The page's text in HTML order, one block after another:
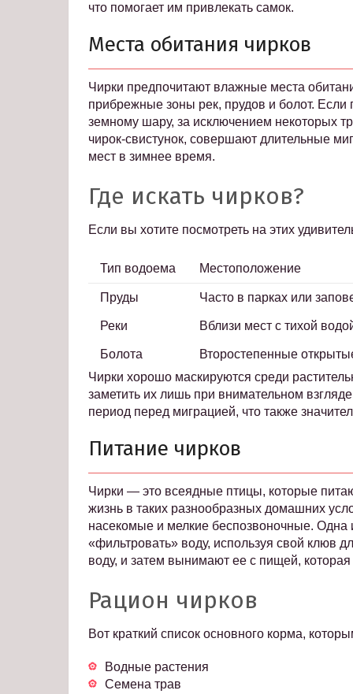
что помогает им привлекать самок.
Места обитания чирков
Чирки предпочитают влажные места
прибрежные зоны рек, прудов и болот. Если
земному шару, за исключением некоторых
чирок-свистунок, совершают длительные
мест в зимнее время.
Где искать чирков?
Если вы хотите посмотреть на этих
Тип водоема Местоположение
Пруды Часто в парках или
Реки Вблизи мест с тихой
Болота
Второстепенные
Чирки хорошо маскируются среди
заметить их лишь при внимательном
период перед миграцией, что также
Питание чирков
Чирки — это всеядные птицы, которые
жизнь в таких разнообразных домашних
насекомые и мелкие беспозвоночные. Одна
«фильтровать» воду, используя свой клюв
воду, и затем вынимают ее с пищей, которая
Рацион чирков
Вот краткий список основного корма,
Водные растения
Семена трав